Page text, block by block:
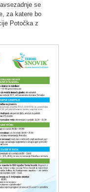
se
za katere bo
Potočka z